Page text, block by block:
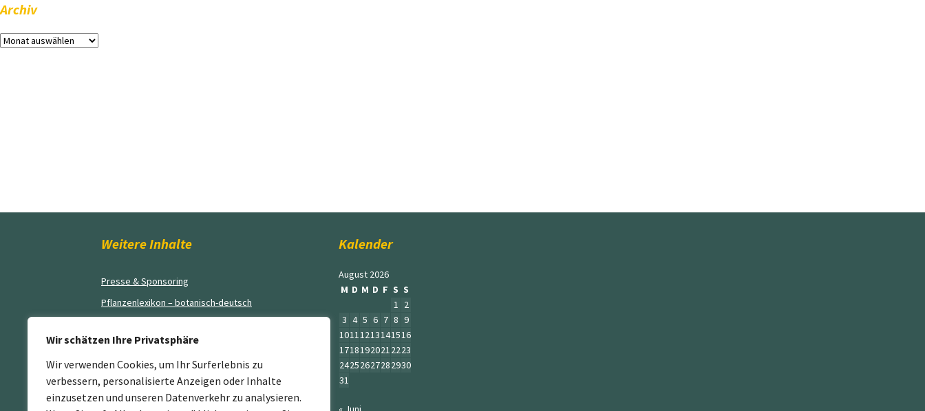
Wir schätzen Ihre Privatsphäre
Wir verwenden Cookies, um Ihr Surferlebnis zu
verbessern, personalisierte Anzeigen oder Inhalte
einzusetzen und unseren Datenverkehr zu analysieren.
Archiv
Archiv
Weitere Inhalte
Presse & Sponsoring
Pflanzenlexikon – botanisch-deutsch
AGB’s
Impressum
Kontakt
Kalender
August 2026
M D M D F S S
1 2
3 4 5 6 7 8 9
10111213141516
17181920212223
24252627282930
31